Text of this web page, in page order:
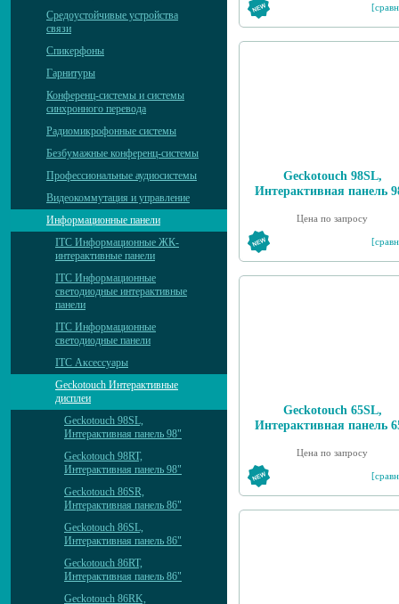
Средоустойчивые устройства
связи
Спикерфоны
Гарнитуры
Конференц-системы и системы
синхронного перевода
Радиомикрофонные системы
Безбумажные конференц-системы
Профессиональные аудиосистемы
Видеокоммутация и управление
Информационные панели
ITC Информационные ЖК-
интерактивные панели
ITC Информационные
светодиодные интерактивные
панели
ITC Информационные
светодиодные панели
ITC Аксессуары
Geckotouch Интерактивные
дисплеи
Geckotouch 98SL,
Интерактивная панель 98"
Geckotouch 98RT,
Интерактивная панель 98"
Geckotouch 86SR,
Интерактивная панель 86"
Geckotouch 86SL,
Интерактивная панель 86"
Geckotouch 86RT,
Интерактивная панель 86"
Geckotouch 86RK,
Geckotouch 98SL,
Интерактивная панель
Цена по запросу
Geckotouch 65SL,
Интерактивная панель
Цена по запросу